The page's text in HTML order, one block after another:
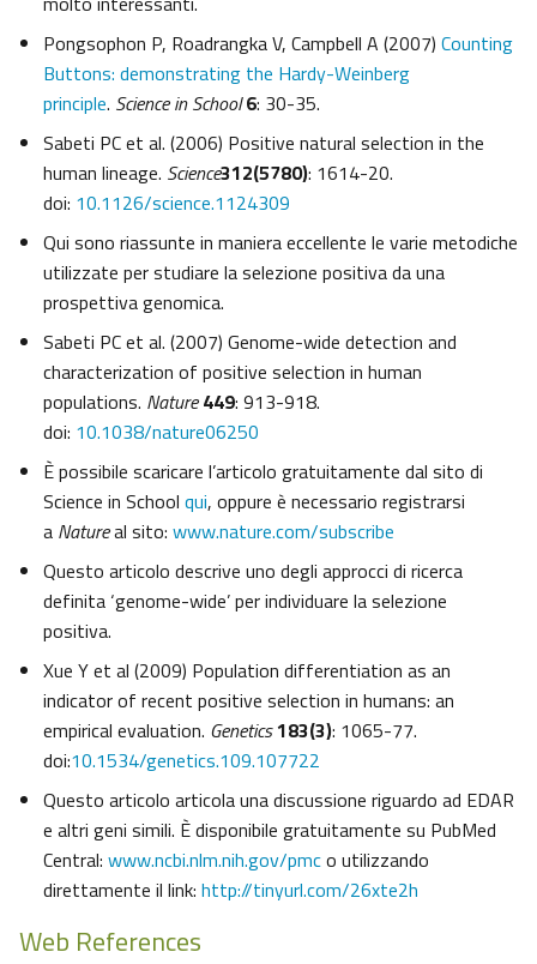
Pongsophon P, Roadrangka V, Campbell A (2007) Counting
Buttons: demonstrating the Hardy-Weinberg
principle. Science in School 6: 30-35.
Sabeti PC et al. (2006) Positive natural selection in the
human lineage. Science312(5780): 1614-20.
doi: 10.1126/science.1124309
Qui sono riassunte in maniera eccellente le varie metodiche
utilizzate per studiare la selezione positiva da una
prospettiva genomica.
Sabeti PC et al. (2007) Genome-wide detection and
characterization of positive selection in human
populations. Nature449: 913-918.
doi: 10.1038/nature06250
È possibile scaricare l’articolo gratuitamente dal sito di
Science in School qui, oppure è necessario registrarsi
a Natureal sito: www.nature.com/subscribe
Questo articolo descrive uno degli approcci di ricerca
definita ‘genome-wide’ per individuare la selezione
positiva.
Xue Y et al (2009) Population differentiation as an
indicator of recent positive selection in humans: an
empirical evaluation. Genetics183(3): 1065-77.
doi:10.1534/genetics.109.107722
Questo articolo articola una discussione riguardo ad EDAR
e altri geni simili. È disponibile gratuitamente su PubMed
Central: www.ncbi.nlm.nih.gov/pmco utilizzando
direttamente il link: http://tinyurl.com/26xte2h
Web References